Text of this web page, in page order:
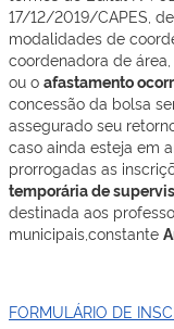
17/12/2019/CAPES,
modalidades de
coordenadora de
ou o afastamento
concessão da bolsa
assegurado seu
caso ainda esteja em
prorrogadas as
temporária de
destinada aos
municipais,constante
FORMULÁRIO DE